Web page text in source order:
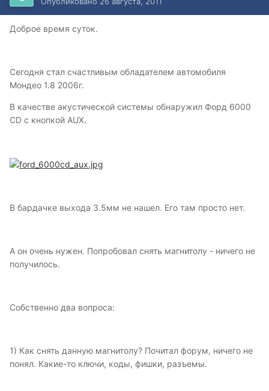
Доброе время суток.
Сегодня стал счастливым обладателем автомобиля
Мондео 1.8 2006г.
В качестве акустической системы обнаружил Форд 6000
CD с кнопкой AUX.
В бардачке выхода 3.5мм не нашел. Его там просто нет.
А он очень нужен. Попробовал снять магнитолу - ничего не
получилось.
Собственно два вопроса:
1) Как снять данную магнитолу? Почитал форум, ничего не
понял. Какие-то ключи, коды, фишки, разъемы.